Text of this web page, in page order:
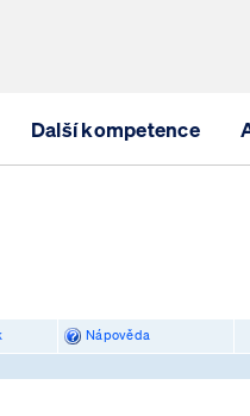
Další kompetence
Nápověda